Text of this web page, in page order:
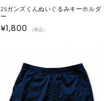
25ガンズくんぬいぐるみキーホルダ
ー
通
¥1,800 （税込）